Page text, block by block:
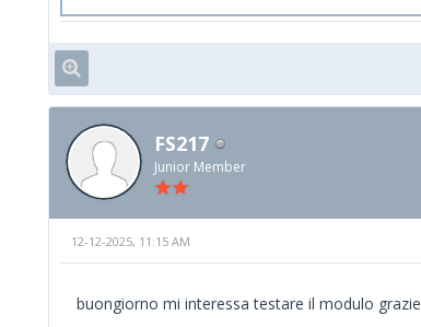
FS217
Junior Member
12-12-2025, 11:15 AM
buongiorno mi interessa testare il modulo grazie